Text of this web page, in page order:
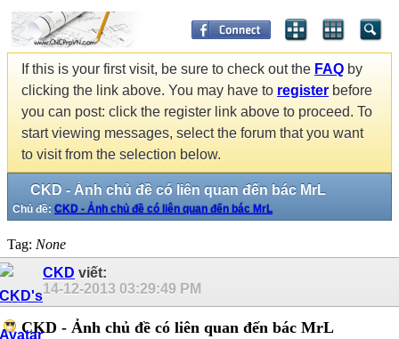
If this is your first visit, be sure to check out the FAQ by
clicking the link above. You may have to register before
you can post: click the register link above to proceed. To
start viewing messages, select the forum that you want
to visit from the selection below.
CKD - Ảnh chủ đề có liên quan đến bác MrL
Chủ đề: CKD - Ảnh chủ đề có liên quan đến bác MrL
Tag: None
CKD viết:
14-12-2013 03:29:49 PM
CKD - Ảnh chủ đề có liên quan đến bác MrL